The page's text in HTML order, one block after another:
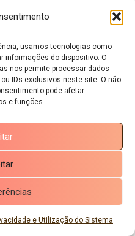
usamos tecnologias como
informações do dispositivo. O
nos permite processar dados
IDs exclusivos neste site. O não
pode afetar
e funções.
e Utilização do Sistema